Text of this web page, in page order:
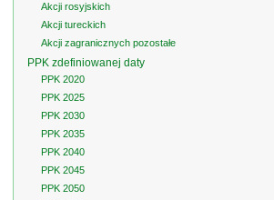
Akcji rosyjskich
Akcji tureckich
Akcji zagranicznych pozostałe
PPK zdefiniowanej daty
PPK 2020
PPK 2025
PPK 2030
PPK 2035
PPK 2040
PPK 2045
PPK 2050